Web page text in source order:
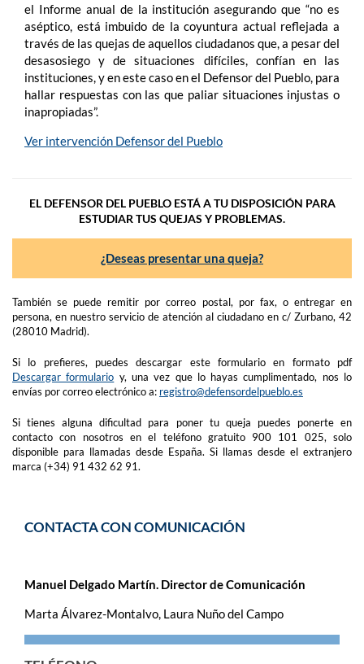
el Informe anual de la institución asegurando que “no es
aséptico, está imbuido de la coyuntura actual reflejada a
través de las quejas de aquellos ciudadanos que, a pesar del
desasosiego y de situaciones difíciles, confían en las
instituciones, y en este caso en el Defensor del Pueblo, para
hallar respuestas con las que paliar situaciones injustas o
inapropiadas”.
Ver intervención Defensor del Pueblo
EL DEFENSOR DEL PUEBLO ESTÁ A TU DISPOSICIÓN PARA
ESTUDIAR TUS QUEJAS Y PROBLEMAS.
¿Deseas presentar una queja?
También se puede remitir por correo postal, por fax, o entregar en
persona, en nuestro servicio de atención al ciudadano en c/ Zurbano, 42
(28010 Madrid).
Si lo prefieres, puedes descargar este formulario en formato pdf
Descargar formulario y, una vez que lo hayas cumplimentado, nos lo
envías por correo electrónico a: registro@defensordelpueblo.es
Si tienes alguna dificultad para poner tu queja puedes ponerte en
contacto con nosotros en el teléfono gratuito 900 101 025, solo
disponible para llamadas desde España. Si llamas desde el extranjero
marca (+34) 91 432 62 91.
CONTACTA CON COMUNICACIÓN
Manuel Delgado Martín. Director de Comunicación
Marta Álvarez-Montalvo, Laura Nuño del Campo